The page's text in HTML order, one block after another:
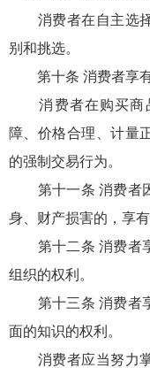
消费者在自主选择
别和挑选。
第十条 消费者享有
消费者在购买商
障、价格合理、计量
的强制交易行为。
第十一条 消费者因
身、财产损害的，享
第十二条 消费者享
组织的权利。
第十三条 消费者享
面的知识的权利。
消费者应当努力掌